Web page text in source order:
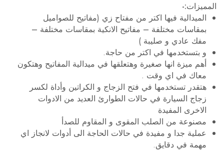
المميزات:-
الميدالية فيها اكتر من مفتاح زي (مفاتيح للصواميل
بمقاسات مختلفة – مفاتيح الانكية بمقاسات مختلفة –
مفك عادي و صليبة )
و بتستخدمها في اكتر من حاجة.
أهم ميزة انها صغيرة وهتعلقها في ميدالية المفاتيح وهتكون
معاك في اي وقت .
هتقدر تستخدمها في فتح الزجاج و الكراتين وأداة لكسر
زجاج السيارة في حالات الطوارئ العديد من الادوات
الاخرى المفيدة
مصنوعة من الصلب المقوى و المقاوم للصدأ
عملية جدا و مفيدة في حالات الحاجة الى أدوات لانجاز اي
مهمة في دقايق.